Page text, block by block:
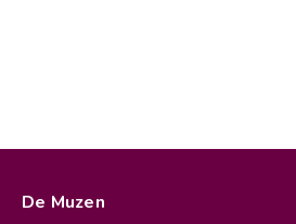
De Muzen